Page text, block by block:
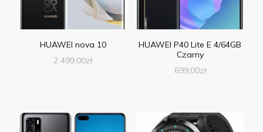
HUAWEI nova 10
2 499,00zł
HUAWEI P40 Lite E 4/64GB
Czarny
699,00zł